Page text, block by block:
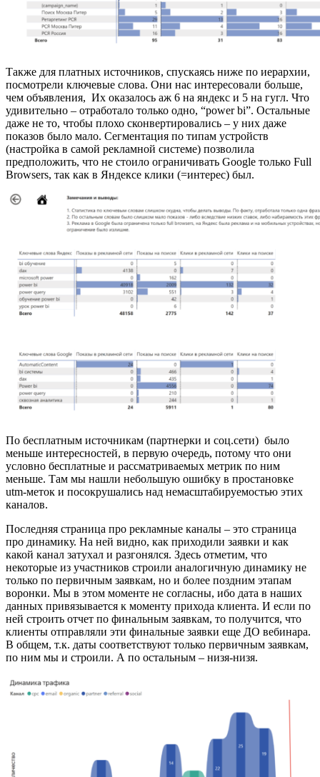
Также для платных источников, спускаясь ниже по иерархии,
посмотрели ключевые слова. Они нас интересовали больше,
чем объявления, Их оказалось аж 6 на яндекс и 5 на гугл. Что
удивительно – отработало только одно, “power bi”. Остальные
даже не то, чтобы плохо сконвертировались – у них даже
показов было мало. Сегментация по типам устройств
(настройка в самой рекламной системе) позволила
предположить, что не стоило ограничивать Google только Full
Browsers, так как в Яндексе клики (=интерес) был.
По бесплатным источникам (партнерки и соц.сети) было
меньше интересностей, в первую очередь, потому что они
условно бесплатные и рассматриваемых метрик по ним
меньше. Там мы нашли небольшую ошибку в простановке
utm-меток и посокрушались над немасштабируемостью этих
каналов.
Последняя страница про рекламные каналы – это страница
про динамику. На ней видно, как приходили заявки и как
какой канал затухал и разгонялся. Здесь отметим, что
некоторые из участников строили аналогичную динамику не
только по первичным заявкам, но и более поздним этапам
воронки. Мы в этом моменте не согласны, ибо дата в наших
данных привязывается к моменту прихода клиента. И если по
ней строить отчет по финальным заявкам, то получится, что
клиенты отправляли эти финальные заявки еще ДО вебинара.
В общем, т.к. даты соответствуют только первичным заявкам,
по ним мы и строили. А по остальным – низя-низя.